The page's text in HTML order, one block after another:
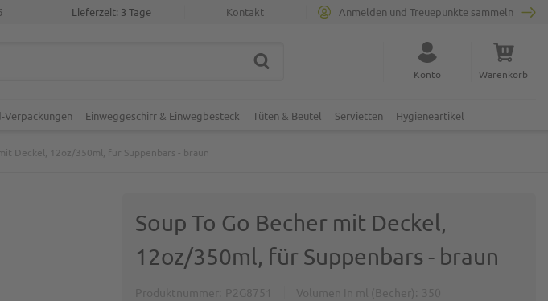
Kontakt
Lieferzeit: 3 Tage Anmelden und Treuepunkte sammeln
Suche schließen
SUCHE Konto Warenkorb
Verpackungen Einweggeschirr & Einwegbesteck Tüten & Beutel Servietten Hygieneartikel
Deckel, 12oz/350ml, für Suppenbars - braun
Soup To Go Becher mit Deckel,
12oz/350ml, für Suppenbars - braun